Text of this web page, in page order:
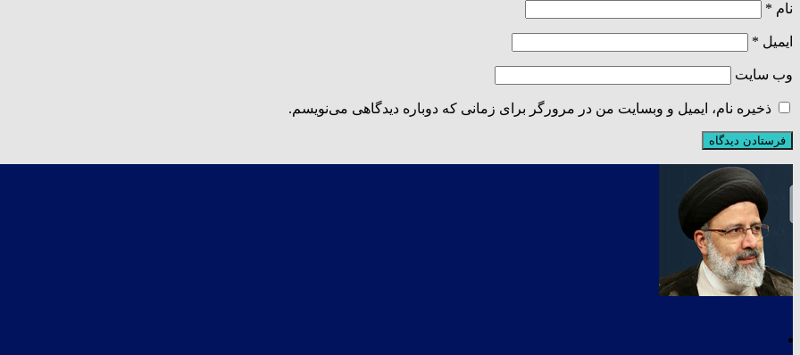
نام *
ایمیل *
وب‌ سایت
ذخیره نام، ایمیل و وبسایت من در مرورگر برای زمانی که دوباره دیدگاهی می‌نویسم.